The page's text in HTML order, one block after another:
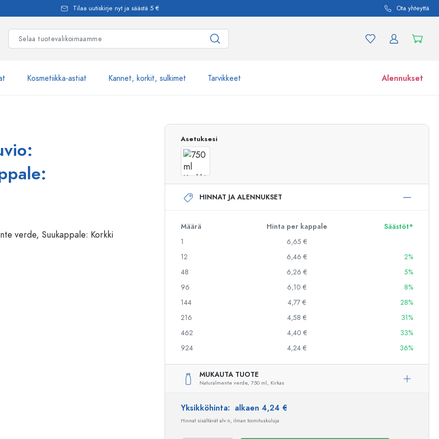
Tilaa uutiskirje nyt ja säästä 5 € Ota yhteyttä
Kosmetiikka-astiat Kannet, korkit, sulkimet Tarvikkeet Alennukset
Airless-pumppupullot
Roll-on-pullot
Puristuspullot
Säilytyspullot
Ginipullot
Joulupullot
Koristeelliset pullot
Käymisastiat
Lasipurkit
Asetuksesi
HINNAT JA ALENNUKSET
Määrä Hinta per kappale
Säästöt*
1
6,65 €
12
6,46 €
2%
48
6,26 €
5%
96
6,10 €
8%
144
4,77 €
28%
216
4,58 €
31%
462
4,40 €
33%
924
4,24 € 36%
MUKAUTA TUOTE
Naturalmente verde, 750 ml, Kirkas
Yksikköhinta: alkaen 4,24 €
Hinnat sisältävät alv:n, ilman toimituskuluja